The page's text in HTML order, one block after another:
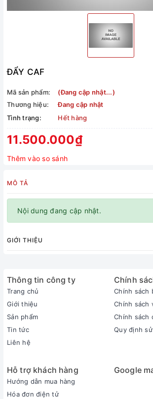
ĐẨY CAF
Mã sản phẩm:
(Đang cập nhật...)
Thương hiệu:
Đang cập nhật
Tình trạng:
Hết hàng
11.500.000₫
Thêm vào so sánh
MÔ TẢ
Nội dung đang cập nhật.
GIỚI THIỆU
Thông tin công ty
Trang chủ
Giới thiệu
Sản phẩm
Tin tức
Liên hệ
Chính
Chính sách
Chính sách
Chính sách
Quy định
Hỗ trợ khách hàng
Hướng dẫn mua hàng
Hóa đơn điện tử
Google